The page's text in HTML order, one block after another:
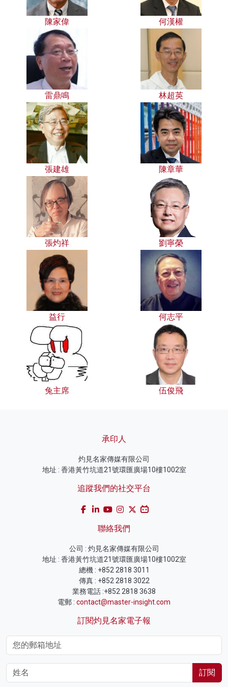
陳家偉 何漢權
雷鼎鳴 林超英
張建雄 陳章華
張灼祥 劉寧榮
益行 何志平
兔主席 伍俊飛
承印人
灼見名家傳媒有限公司
地址 : 香港黃竹坑道21號環匯廣場10樓1002室
追蹤我們的社交平台
聯絡我們
公司 : 灼見名家傳媒有限公司
地址 : 香港黃竹坑道21號環匯廣場10樓1002室
總機 : +852 2818 3011
傳真 : +852 2818 3022
業務電話 :+852 2818 3638
電郵 : contact@master-insight.com
訂閱灼見名家電子報
訂閱